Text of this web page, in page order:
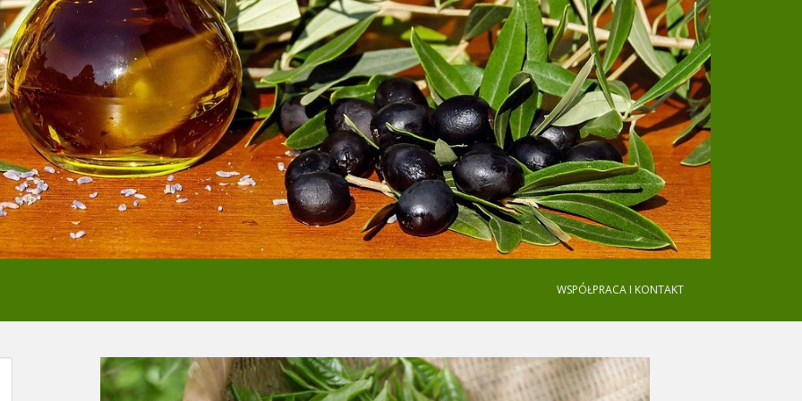
WSPÓŁPRACA I KONTAKT